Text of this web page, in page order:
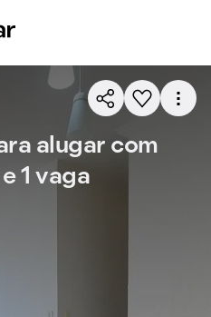
alugar com
1 vaga